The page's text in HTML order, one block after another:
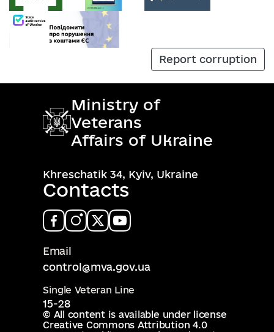
Report corruption
Ministry of
Veterans
Affairs of Ukraine
Khreschatik 34, Kyiv, Ukraine
Contacts
Email
control@mva.gov.ua
Single Veteran Line
15-28
© All content is available under license
Creative Commons Attribution 4.0